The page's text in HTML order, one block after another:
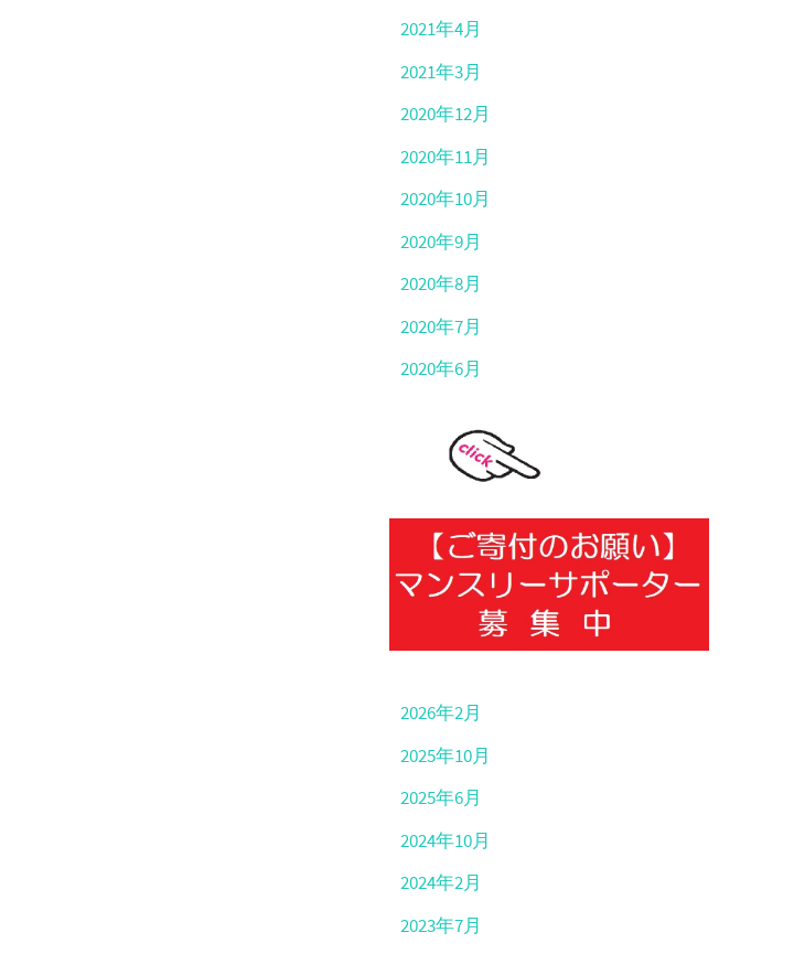
2021年4月
2021年3月
2020年12月
2020年11月
2020年10月
2020年9月
2020年8月
2020年7月
2020年6月
2026年2月
2025年10月
2025年6月
2024年10月
2024年2月
2023年7月